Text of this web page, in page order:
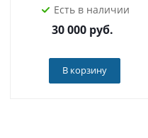
Есть в наличии
30 000руб.
В корзину